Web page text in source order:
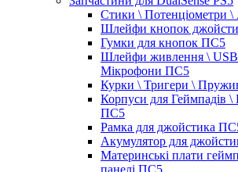
Стики \ Потенціометри
Шлейфи кнопок
Гумки для кнопок ПС5
Шлейфи живлення \
Мікрофони ПС5
Курки \ Тригери \
Корпуси для Геймпадів
ПС5
Рамка для джойстика
Акумулятор для
Материнські плати